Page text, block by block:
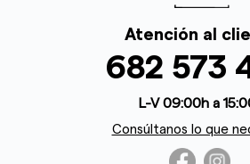
Atención al
682 573
L-V 09:00h a
Consúltanos lo que